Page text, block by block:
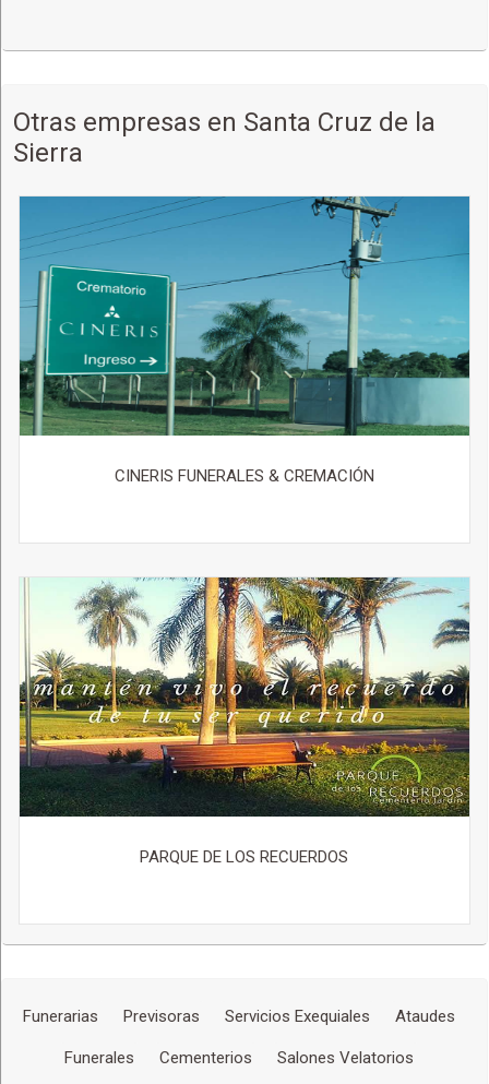
Otras empresas en Santa Cruz de la
Sierra
CINERIS FUNERALES & CREMACIÓN
PARQUE DE LOS RECUERDOS
Funerarias Previsoras Servicios Exequiales Ataudes
Funerales Cementerios Salones Velatorios